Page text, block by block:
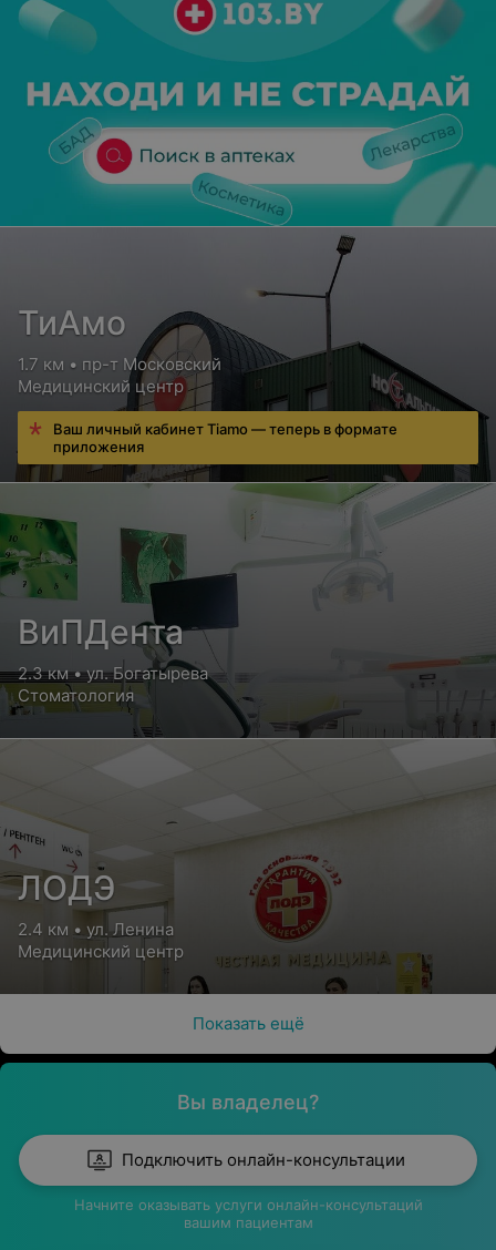
ТиАмо
1.7 км • пр-т Московский
Медицинский центр
Ваш личный кабинет Tiamo — теперь в формате
приложения
ВиПДента
2.3 км • ул. Богатырева
Стоматология
ЛОДЭ
2.4 км • ул. Ленина
Медицинский центр
Показать ещё
Вы владелец?
Подключить онлайн-консультации
Начните оказывать услуги онлайн-консультаций
вашим пациентам